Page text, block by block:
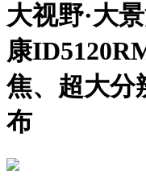
大视野·大
康
焦、超大分
布